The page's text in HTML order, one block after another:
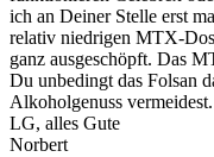
ich an Deiner Stelle erst
relativ niedrigen MTX-
ganz ausgeschöpft. Das
Du unbedingt das Folsan
Alkoholgenuss vermeidest.
LG, alles Gute
Norbert